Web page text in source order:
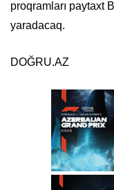
proqramları paytaxt
yaradacaq.
DOĞRU.AZ